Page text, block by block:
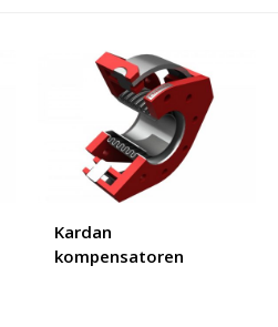
Kardan
kompensatoren